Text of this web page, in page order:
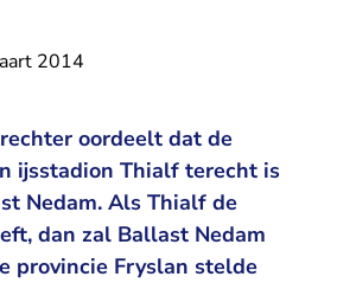
2014
oordeelt dat de
ijsstadion Thialf terecht is
Nedam. Als Thialf de
dan zal Ballast Nedam
provincie Fryslan stelde